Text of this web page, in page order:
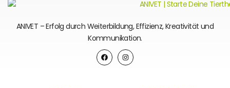
ANIVET – Erfolg durch Weiterbildung, Effizienz, Kreativität und
Kommunikation.